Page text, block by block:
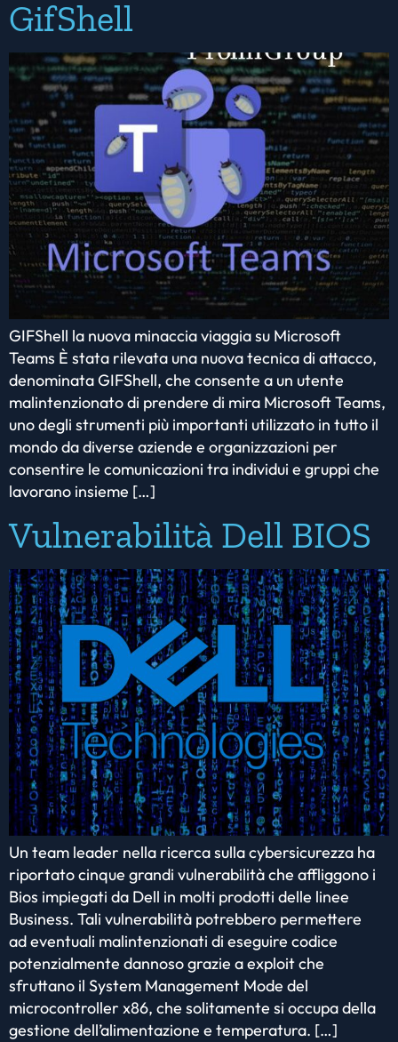
GifShell
GIFShell la nuova minaccia viaggia su Microsoft
Teams È stata rilevata una nuova tecnica di attacco,
denominata GIFShell, che consente a un utente
malintenzionato di prendere di mira Microsoft Teams,
uno degli strumenti più importanti utilizzato in tutto il
mondo da diverse aziende e organizzazioni per
consentire le comunicazioni tra individui e gruppi che
lavorano insieme […]
Vulnerabilità Dell BIOS
Un team leader nella ricerca sulla cybersicurezza ha
riportato cinque grandi vulnerabilità che affliggono i
Bios impiegati da Dell in molti prodotti delle linee
Business. Tali vulnerabilità potrebbero permettere
ad eventuali malintenzionati di eseguire codice
potenzialmente dannoso grazie a exploit che
sfruttano il System Management Mode del
microcontroller x86, che solitamente si occupa della
gestione dell’alimentazione e temperatura. […]